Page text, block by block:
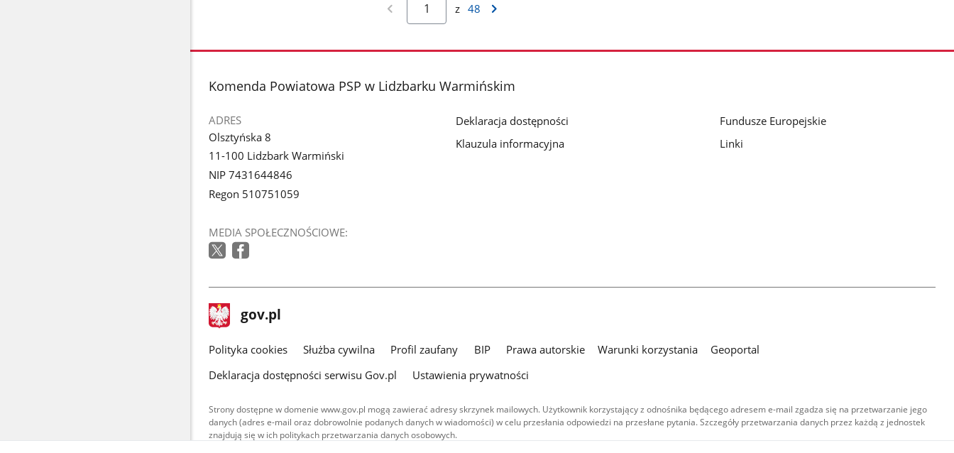
z 48
stopka
Komenda Powiatowa PSP w Lidzbarku Warmińskim
ADRES
Olsztyńska 8
11-100 Lidzbark Warmiński
NIP 7431644846
Regon 510751059
MEDIA SPOŁECZNOŚCIOWE:
Deklaracja dostępności
Klauzula informacyjna
Fundusze Europejskie
Linki
stopka
gov.pl Strona
gov.pl
gov.pl
Polityka cookies Służba cywilna Profil zaufany BIP Prawa autorskie Warunki korzystania
Geoportal
Deklaracja dostępności serwisu Gov.pl
Ustawienia prywatności
Strony dostępne w domenie www.gov.pl mogą zawierać adresy skrzynek mailowych. Użytkownik korzystający z odnośnika będącego adresem e-mail zgadza się na przetwarzanie jego
danych (adres e-mail oraz dobrowolnie podanych danych w wiadomości) w celu przesłania odpowiedzi na przesłane pytania. Szczegóły przetwarzania danych przez każdą z jednostek
znajdują się w ich politykach przetwarzania danych osobowych.